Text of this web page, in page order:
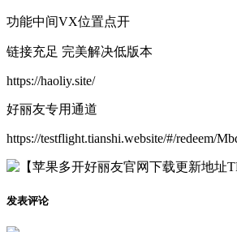
功能中间VX位置点开
链接充足 完美解决低版本
https://haoliy.site/
好丽友专用通道
https://testflight.tianshi.website/#/redeem/
发表评论